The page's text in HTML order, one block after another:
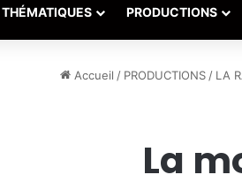
THÉMATIQUES PRODUCTIONS
Accueil / PRODUCTIONS / LA
La